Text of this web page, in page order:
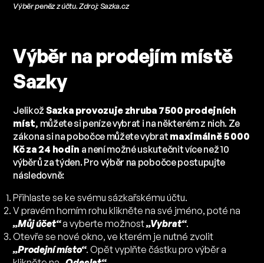
Výběr peněz z účtu. Zdroj: Sazka.cz
Výběr na prodejím místě
Sazky
Jelikož Sazka provozuje zhruba 7500 prodejních
míst, můžete si peníze vybrat i na některém z nich. Ze
zákona si na pobočce můžete vybrat maximálně 5 000
Kč za 24 hodin a není možné uskutečnit více než 10
výběrů za týden. Pro výběr na pobočce postupujte
následovně:
Přihlaste se ke svému sázkařskému účtu.
V pravém horním rohu klikněte na své jméno, poté na
„Můj účet“a vyberte možnost„Vybrat“.
Otevře se nové okno, ve kterém je nutné zvolit
„Prodejní místo“. Opět vyplňte částku pro výběr a